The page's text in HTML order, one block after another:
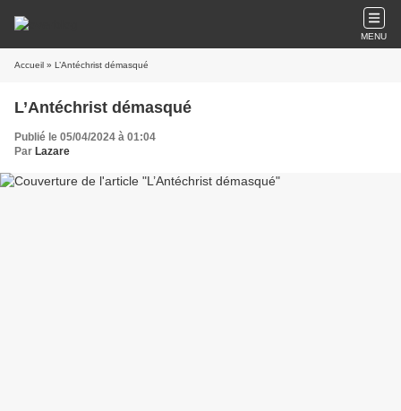
MENU
Accueil » L’Antéchrist démasqué
L’Antéchrist démasqué
Publié le 05/04/2024 à 01:04
Par Lazare